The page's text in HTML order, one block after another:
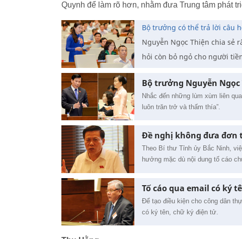
Quynh để làm rõ hơn, nhằm đưa Trung tâm phát
Bộ trưởng có thể trả lời câu
Nguyễn Ngọc Thiện chia sẻ
hỏi còn bỏ ngỏ cho người
Bộ trưởng Nguyễn
Nhắc đến những lùm xùm liên
luôn trăn trở và thấm thía”.
Đề nghị không đưa đơn
Theo Bí thư Tỉnh ủy Bắc Ninh,
hưởng mặc dù nội dung tố cáo
Tố cáo qua email có ký
Để tạo điều kiện cho công dân
có ký tên, chữ ký điện tử.